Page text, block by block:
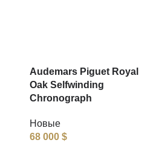
Audemars Piguet Royal
Oak Selfwinding
Chronograph
Новые
68 000 $